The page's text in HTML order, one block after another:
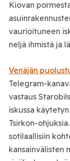
Kiovan
vaurioituneen
neljä ihmistä ja
Venäjän
Telegram-
vastaus
iskussa
Tsirkon-
sotilaallisiin
kansainvälisten